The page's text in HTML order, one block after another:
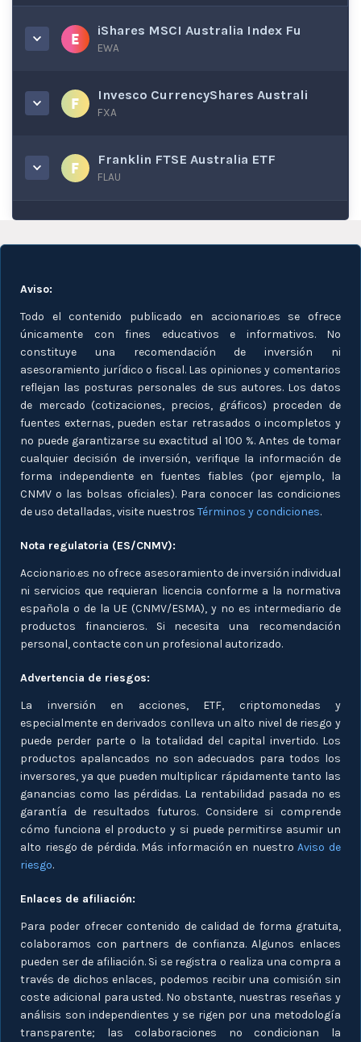
iShares MSCI Australia Index Fu
EWA
Invesco CurrencyShares Australi
FXA
Franklin FTSE Australia ETF
FLAU
Aviso:
Todo el contenido publicado en accionario.es se ofrece
únicamente con fines educativos e informativos. No
constituye una recomendación de inversión ni
asesoramiento jurídico o fiscal. Las opiniones y comentarios
reflejan las posturas personales de sus autores. Los datos
de mercado (cotizaciones, precios, gráficos) proceden de
fuentes externas, pueden estar retrasados o incompletos y
no puede garantizarse su exactitud al 100 %. Antes de tomar
cualquier decisión de inversión, verifique la información de
forma independiente en fuentes fiables (por ejemplo, la
CNMV o las bolsas oficiales). Para conocer las condiciones
de uso detalladas, visite nuestros Términos y condiciones.
Nota regulatoria (ES/CNMV):
Accionario.es no ofrece asesoramiento de inversión individual
ni servicios que requieran licencia conforme a la normativa
española o de la UE (CNMV/ESMA), y no es intermediario de
productos financieros. Si necesita una recomendación
personal, contacte con un profesional autorizado.
Advertencia de riesgos:
La inversión en acciones, ETF, criptomonedas y
especialmente en derivados conlleva un alto nivel de riesgo y
puede perder parte o la totalidad del capital invertido. Los
productos apalancados no son adecuados para todos los
inversores, ya que pueden multiplicar rápidamente tanto las
ganancias como las pérdidas. La rentabilidad pasada no es
garantía de resultados futuros. Considere si comprende
cómo funciona el producto y si puede permitirse asumir un
alto riesgo de pérdida. Más información en nuestroAviso de
riesgo.
Enlaces de afiliación:
Para poder ofrecer contenido de calidad de forma gratuita,
colaboramos con partners de confianza. Algunos enlaces
pueden ser de afiliación. Si se registra o realiza una compra a
través de dichos enlaces, podemos recibir una comisión sin
coste adicional para usted. No obstante, nuestras reseñas y
análisis son independientes y se rigen por una metodología
transparente; las colaboraciones no condicionan la